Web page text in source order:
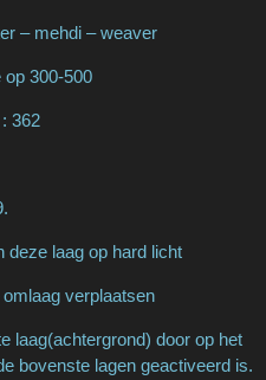
– mehdi – weaver
op 300-500
362
deze laag op hard licht
verplaatsen
laag(achtergrond) door op het
bovenste lagen geactiveerd is.